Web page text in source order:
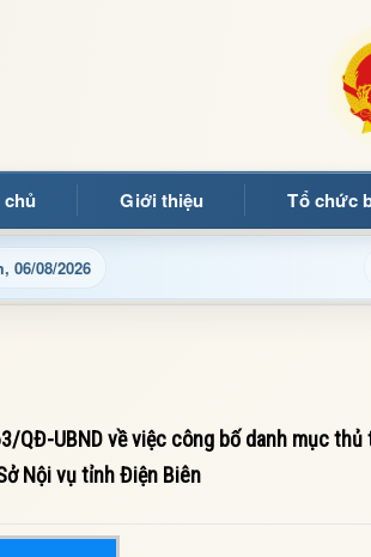
chủ Giới thiệu Tổ chức
06/08/2026
thông tin điện tử xã Mường Ảng
QĐ-UBND về việc công bố danh mục
Nội vụ tỉnh Điện Biên